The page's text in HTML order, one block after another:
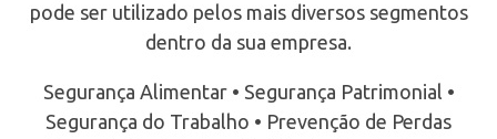
pode ser utilizado pelos mais diversos segmentos
dentro da sua empresa.
Segurança Alimentar • Segurança Patrimonial •
Segurança do Trabalho • Prevenção de Perdas